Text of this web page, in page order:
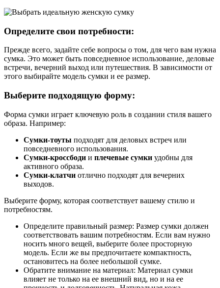
Определите свои потребности:
Прежде всего, задайте себе вопросы о том, для чего вам нужна
сумка. Это может быть повседневное использование, деловые
встречи, вечерний выход или путешествия. В зависимости от
этого выбирайте модель сумки и ее размер.
Выберите подходящую форму:
Форма сумки играет ключевую роль в создании стиля вашего
образа. Например:
Сумки-тоуты подходят для деловых встреч или
повседневного использования.
Сумки-кроссбоди и плечевые сумки удобны для
активного образа.
Сумки-клатчи отлично подходят для вечерних
выходов.
Выберите форму, которая соответствует вашему стилю и
потребностям.
Определите правильный размер: Размер сумки должен
соответствовать вашим потребностям. Если вам нужно
носить много вещей, выберите более просторную
модель. Если же вы предпочитаете компактность,
остановитесь на более небольшой сумке.
Обратите внимание на материал: Материал сумки
влияет не только на ее внешний вид, но и на ее